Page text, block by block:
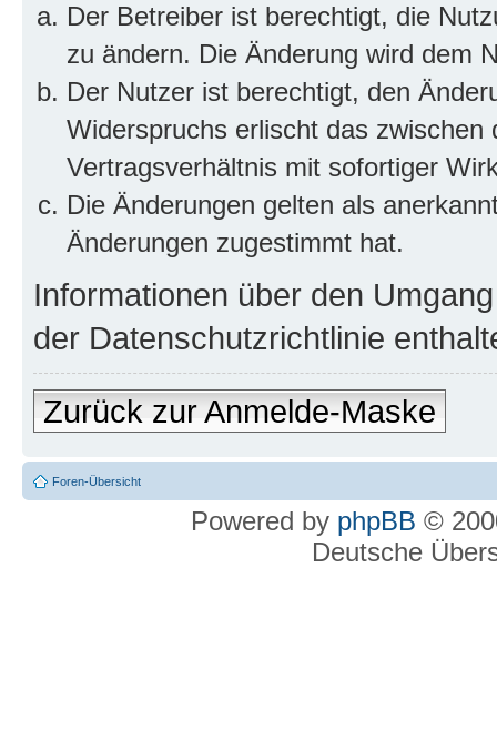
Der Betreiber ist berechtigt, die
zu ändern. Die Änderung wird dem
Der Nutzer ist berechtigt, den
Widerspruchs erlischt das
Vertragsverhältnis mit sofortiger
Die Änderungen gelten als
Änderungen zugestimmt hat.
Informationen über den
der Datenschutzrichtlinie
Zurück zur Anmelde-Maske
Foren-Übersicht
Powered by phpBB ©
Deutsche